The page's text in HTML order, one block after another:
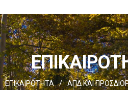
ΕΠΙΚΑΙΡΟΤΗΤΑ /
ΑΠΔ ΚΑΙ